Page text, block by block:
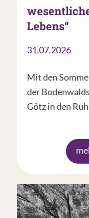
Lebens“
31.07.2026
Mit den
der
Götz in den